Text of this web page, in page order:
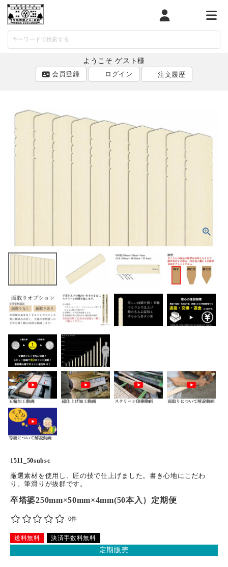
マイページカート メニ
ようこそ ゲスト様
会員登録
ログイン 注文履歴
ACCOUNT MENU
ようこそ ゲスト 様
商品から探す
会員メニュー
ご利用ガイド
お問い合わせ
よみもの
ご購入履歴・再注文
特定商取引法について
お問い合わせ
1511_50subsc
厳選素材を使用し、匠の技で仕上げました。書き心地にこだわ
り、筆滑りが抜群です。
卒塔婆250mm×50mm×4mm(50本入）定期便
0件
送料無料 決済手数料無料
定期販売